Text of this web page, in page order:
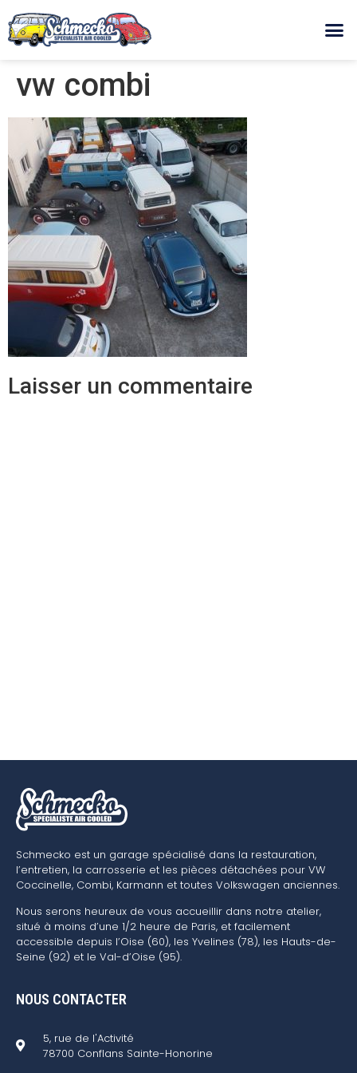
vw combi
Laisser un commentaire
Schmecko est un garage spécialisé dans la restauration,
l’entretien, la carrosserie et les pièces détachées pour VW
Coccinelle, Combi, Karmann et toutes Volkswagen anciennes.
Nous serons heureux de vous accueillir dans notre atelier,
situé à moins d’une 1/2 heure de Paris, et facilement
accessible depuis l’Oise (60), les Yvelines (78), les Hauts-de-
Seine (92) et le Val-d’Oise (95).
NOUS CONTACTER
5, rue de l'Activité
78700 Conflans Sainte-Honorine